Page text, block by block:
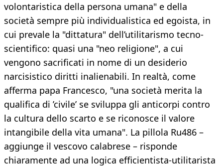
volontaristica della persona umana" e della
società sempre più individualistica ed egoista, in
cui prevale la "dittatura" dell’utilitarismo tecno-
scientifico: quasi una "neo religione", a cui
vengono sacrificati in nome di un desiderio
narcisistico diritti inalienabili. In realtà, come
afferma papa Francesco, "una società merita la
qualifica di ’civile’ se sviluppa gli anticorpi contro
la cultura dello scarto e se riconosce il valore
intangibile della vita umana". La pillola Ru486 –
aggiunge il vescovo calabrese – risponde
chiaramente ad una logica efficientista-utilitarista